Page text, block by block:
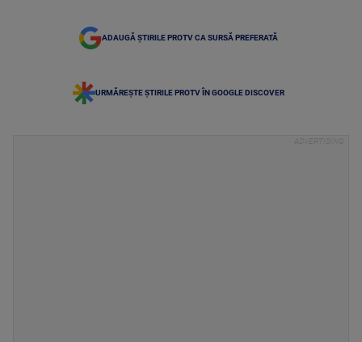
ADAUGĂ ȘTIRILE PROTV CA SURSĂ PREFERATĂ
URMĂREȘTE ȘTIRILE PROTV ÎN GOOGLE DISCOVER